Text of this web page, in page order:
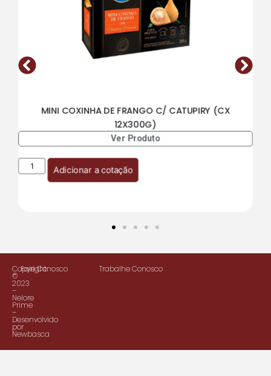
MINI COXINHA DE FRANGO C/ CATUPIRY (CX
12X300G)
Ver Produto
Adicionar a cotação
Copyright
©
2023
–
Nelore
Prime
–
Desenvolvido
por
Newbasca
Fale Conosco Trabalhe Conosco